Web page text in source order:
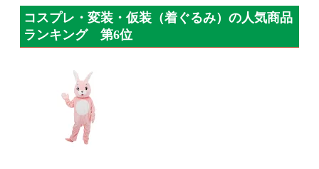
コスプレ・変装・仮装（着ぐるみ）の人気商品
ランキング 第6位